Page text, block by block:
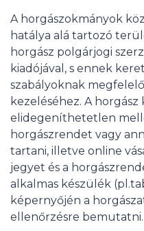
A horgászokmányok
hatálya alá tartozó
horgász polgárjogi
kiadójával, s ennek
szabályoknak
kezeléséhez. A
elidegeníthetetlen
horgászrendet vagy
tartani, illetve online
jegyet és a
alkalmas készülék
képernyőjén a
ellenőrzésre bemutatni.